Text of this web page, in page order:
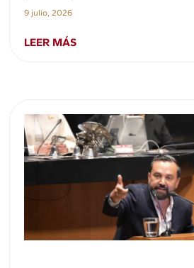
9 julio, 2026
LEER MÁS